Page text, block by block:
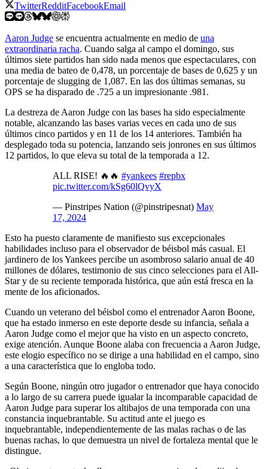
TwitterRedditFacebookEmail
Aaron Judge se encuentra actualmente en medio de una
extraordinaria racha. Cuando salga al campo el domingo, sus
últimos siete partidos han sido nada menos que espectaculares, con
una media de bateo de 0,478, un porcentaje de bases de 0,625 y un
porcentaje de slugging de 1,087. En las dos últimas semanas, su
OPS se ha disparado de .725 a un impresionante .981.
La destreza de Aaron Judge con las bases ha sido especialmente
notable, alcanzando las bases varias veces en cada uno de sus
últimos cinco partidos y en 11 de los 14 anteriores. También ha
desplegado toda su potencia, lanzando seis jonrones en sus últimos
12 partidos, lo que eleva su total de la temporada a 12.
ALL RISE! 🔥🔥 #yankees #repbx
pic.twitter.com/kSg60lQvyX
— Pinstripes Nation (@pinstripesnat) May
17, 2024
Esto ha puesto claramente de manifiesto sus excepcionales
habilidades incluso para el observador de béisbol más casual. El
jardinero de los Yankees percibe un asombroso salario anual de 40
millones de dólares, testimonio de sus cinco selecciones para el All-
Star y de su reciente temporada histórica, que aún está fresca en la
mente de los aficionados.
Cuando un veterano del béisbol como el entrenador Aaron Boone,
que ha estado inmerso en este deporte desde su infancia, señala a
Aaron Judge como el mejor que ha visto en un aspecto concreto,
exige atención. Aunque Boone alaba con frecuencia a Aaron Judge,
este elogio específico no se dirige a una habilidad en el campo, sino
a una característica que lo engloba todo.
Según Boone, ningún otro jugador o entrenador que haya conocido
a lo largo de su carrera puede igualar la incomparable capacidad de
Aaron Judge para superar los altibajos de una temporada con una
constancia inquebrantable. Su actitud ante el juego es
inquebrantable, independientemente de las malas rachas o de las
buenas rachas, lo que demuestra un nivel de fortaleza mental que le
distingue.